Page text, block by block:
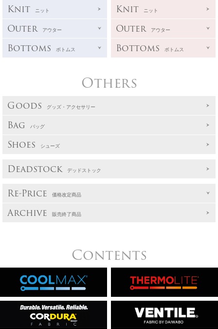
Knit ニット
Outer アウター
Bottoms ボトムス
Knit ニット
Outer アウター
Bottoms ボトムス
Others
Goods グッズ・アクセサリー
Bag バッグ
Shoes シューズ
Deadstock デッドストック
Re-Price 価格改定商品
Archive 販売終了商品
Contents